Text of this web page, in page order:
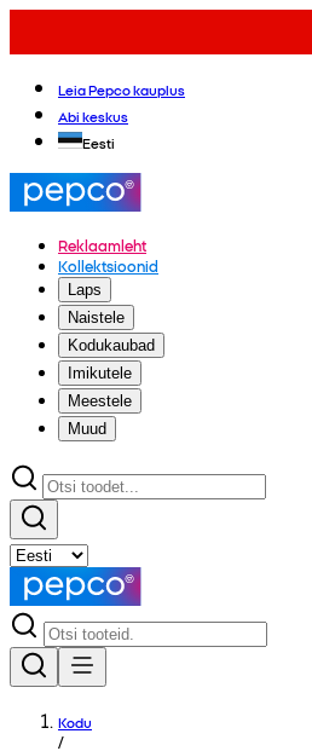
Leia Pepco kauplus
Abi keskus
Eesti
Reklaamleht
Kollektsioonid
Laps
Naistele
Kodukaubad
Imikutele
Meestele
Muud
Kodu
/